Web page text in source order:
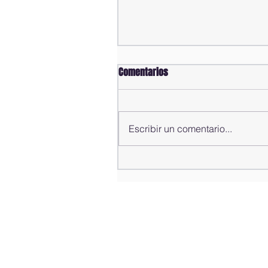
Comentarios
Escribir un comentario...